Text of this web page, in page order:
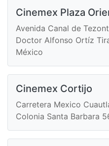
Cinemex Plaza
Avenida Canal de
Doctor Alfonso Ortíz
México
Cinemex Cortijo
Carretera Mexico
Colonia Santa Barbara